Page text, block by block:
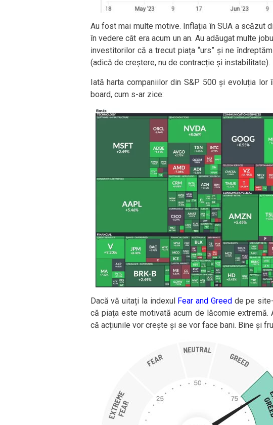
Au fost mai multe motive. Inflația în SUA a scăzut
în vedere cât era acum un an. Au adăugat multe
investitorilor că a trecut piața “urs” și ne
(adică de creștere, nu de contracție și instabilitate).
Iată harta companiilor din S&P 500 și evoluția
board, cum s-ar zice:
Dacă vă uitați la indexul Fear and Greedde pe
că piața este motivată acum de lăcomie extremă.
că acțiunile vor crește și se vor face bani. Bine și